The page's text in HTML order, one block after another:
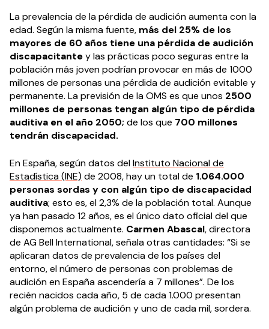
La prevalencia de la pérdida de audición aumenta con la
edad. Según la misma fuente, más del 25% de los
mayores de 60 años tiene una pérdida de audición
discapacitantey las prácticas poco seguras entre la
población más joven podrían provocar en más de 1000
millones de personas una pérdida de audición evitable y
permanente. La previsión de la OMS es que unos 2500
millones de personas tengan algún tipo de pérdida
auditiva en el año 2050; de los que 700 millones
tendrán discapacidad.
En España, según datos delInstituto Nacional de
Estadística (INE) de 2008, hay un total de 1.064.000
personas sordas y con algún tipo de discapacidad
auditiva; esto es, el 2,3% de la población total. Aunque
ya han pasado 12 años, es el único dato oficial del que
disponemos actualmente. Carmen Abascal, directora
de AG Bell International, señala otras cantidades: “Si se
aplicaran datos de prevalencia de los países del
entorno, el número de personas con problemas de
audición en España ascendería a 7 millones”. De los
recién nacidos cada año, 5 de cada 1.000 presentan
algún problema de audición y uno de cada mil, sordera.